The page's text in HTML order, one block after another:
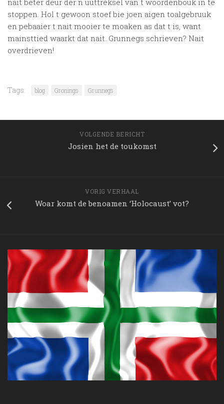
nait beter deur der n uuttreksel van t woordenbouk in te
stoppen. Hol t gewoon stoef bie joen aigen toalgebruuk
en pebaaier t nait mooier te moaken as dat t is, want
mainsttied waarkt dat nait. Grunnegs schrieven? Nait
overdrieven!
Tags: blog Gronings Grunnegs
VOLGENDE BERICHT
Josien het de toukomst
VORIG VERHAAL
Woar komt de benoamen ‘Holocaust’ vot?